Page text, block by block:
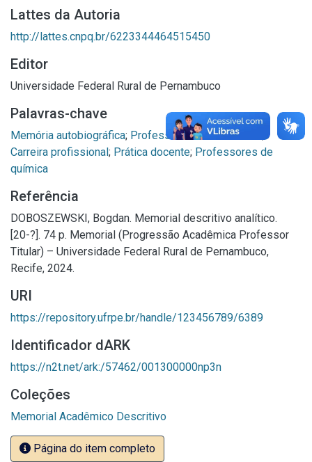
Lattes da Autoria
http://lattes.cnpq.br/6223344464515450
Editor
Universidade Federal Rural de Pernambuco
Palavras-chave
Memória autobiográfica; Professores universitários
Carreira profissional; Prática docente; Professores de
química
Referência
DOBOSZEWSKI, Bogdan. Memorial descritivo analítico.
[20-?]. 74 p. Memorial (Progressão Acadêmica Professor
Titular) – Universidade Federal Rural de Pernambuco,
Recife, 2024.
URI
https://repository.ufrpe.br/handle/123456789/6389
Identificador dARK
https://n2t.net/ark:/57462/001300000np3n
Coleções
Memorial Acadêmico Descritivo
Página do item completo